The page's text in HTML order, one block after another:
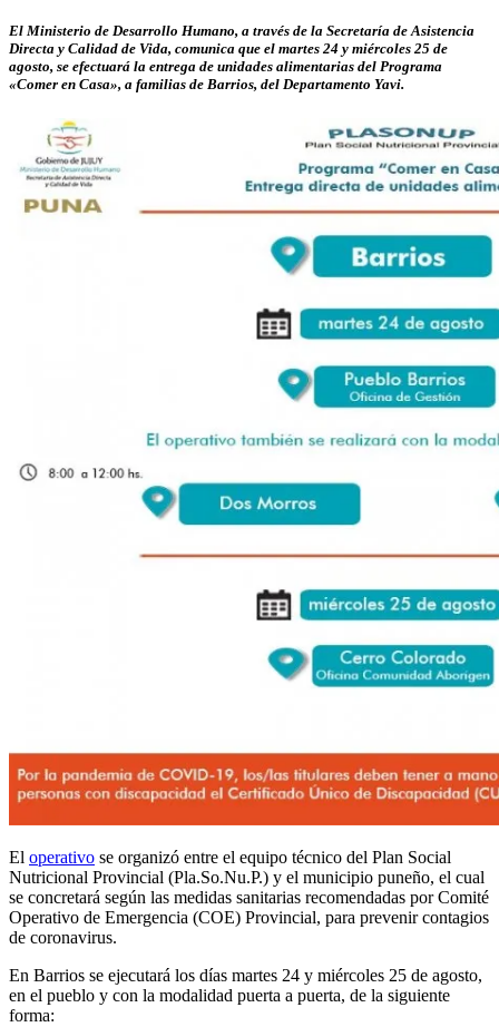
El Ministerio de Desarrollo Humano, a través de la Secretaría de Asistencia
Directa y Calidad de Vida, comunica que el martes 24 y miércoles 25 de
agosto, se efectuará la entrega de unidades alimentarias del Programa
«Comer en Casa», a familias de Barrios, del Departamento Yavi.
El operativo se organizó entre el equipo técnico del Plan Social
Nutricional Provincial (Pla.So.Nu.P.) y el municipio puneño, el cual
se concretará según las medidas sanitarias recomendadas por Comité
Operativo de Emergencia (COE) Provincial, para prevenir contagios
de coronavirus.
En Barrios se ejecutará los días martes 24 y miércoles 25 de agosto,
en el pueblo y con la modalidad puerta a puerta, de la siguiente
forma: